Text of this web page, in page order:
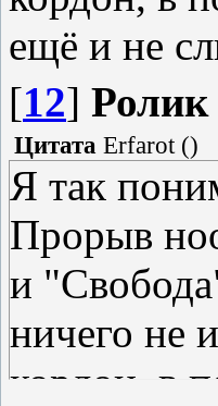
ещё и не
[12] Ролик
Цитата Erfarot()
Я так
Прорыв
и
ничего не
кордон, в